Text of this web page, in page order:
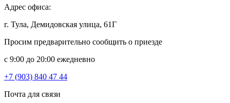
Адрес офиса:
г. Тула, Демидовская улица, 61Г
Просим предварительно сообщить о приезде
c 9:00 до 20:00 ежедневно
+7 (903) 840 47 44
Почта для связи